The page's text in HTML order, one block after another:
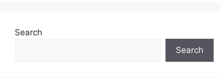
Search
Search